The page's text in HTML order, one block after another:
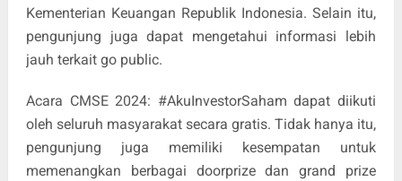
Kementerian Keuangan Republik Indonesia. Selain itu,
pengunjung juga dapat mengetahui informasi lebih
jauh terkait go public.
Acara CMSE 2024: #AkuInvestorSaham dapat diikuti
oleh seluruh masyarakat secara gratis. Tidak hanya itu,
pengunjung juga memiliki kesempatan untuk
memenangkan berbagai doorprize dan grand prize